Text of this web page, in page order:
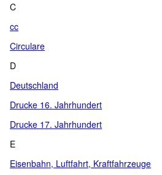
C
cc
Circulare
D
Deutschland
Drucke 16. Jahrhundert
Drucke 17. Jahrhundert
E
Eisenbahn, Luftfahrt, Kraftfahrzeuge